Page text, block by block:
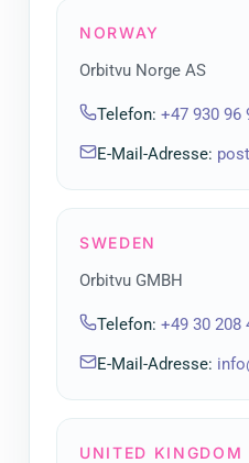
NORWAY
Orbitvu Norge AS
Telefon: +47 930 96
E-Mail-Adresse:
SWEDEN
Orbitvu GMBH
Telefon: +49 30 208
E-Mail-Adresse:
UNITED KINGDOM